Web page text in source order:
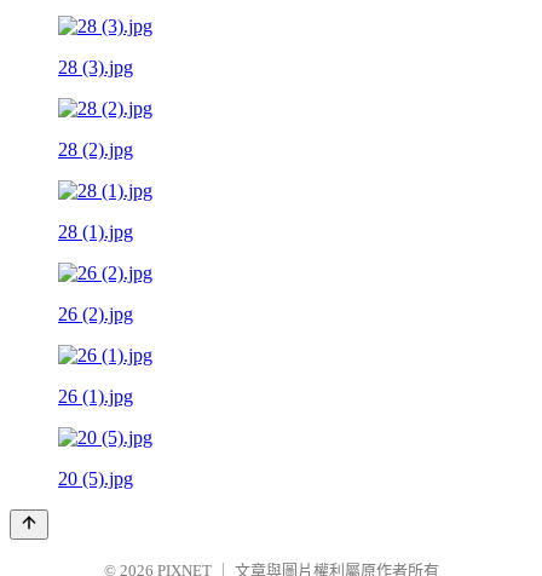
28 (3).jpg
28 (2).jpg
28 (1).jpg
26 (2).jpg
26 (1).jpg
20 (5).jpg
© 2026 PIXNET 文章與圖片權利屬原作者所有